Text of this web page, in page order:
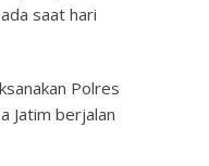
saat hari
Polres
Jatim berjalan